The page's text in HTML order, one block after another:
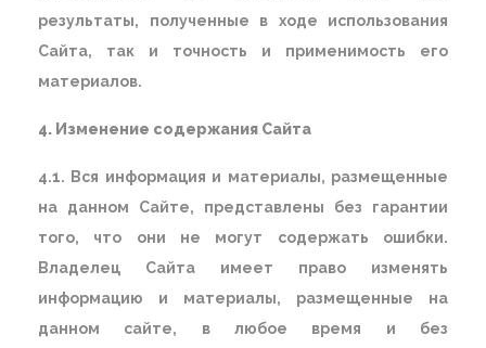
результаты, полученные в ходе использования
Сайта, так и точность и применимость его
материалов.
4. Изменение содержания Сайта
4.1. Вся информация и материалы, размещенные
на данном Сайте, представлены без гарантии
того, что они не могут содержать ошибки.
Владелец Сайта имеет право изменять
информацию и материалы, размещенные на
данном сайте, в любое время и без